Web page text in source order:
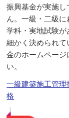
振興基金が実施
ん。一級・二級
学科・実地試験
細かく決められ
金のホームページ
い。
一級建築施工管理
格